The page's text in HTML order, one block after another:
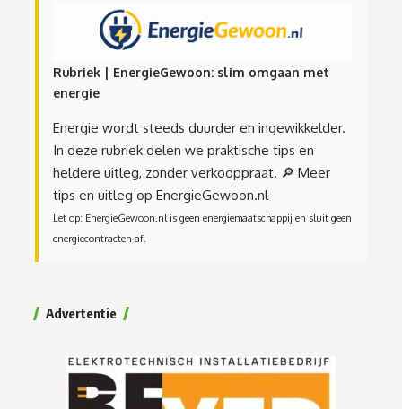
Rubriek | EnergieGewoon: slim omgaan met
energie
Energie wordt steeds duurder en ingewikkelder.
In deze rubriek delen we praktische tips en
heldere uitleg, zonder verkooppraat. 🔎 Meer
tips en uitleg op EnergieGewoon.nl
Let op: EnergieGewoon.nl is geen energiemaatschappij en sluit geen
energiecontracten af.
Advertentie